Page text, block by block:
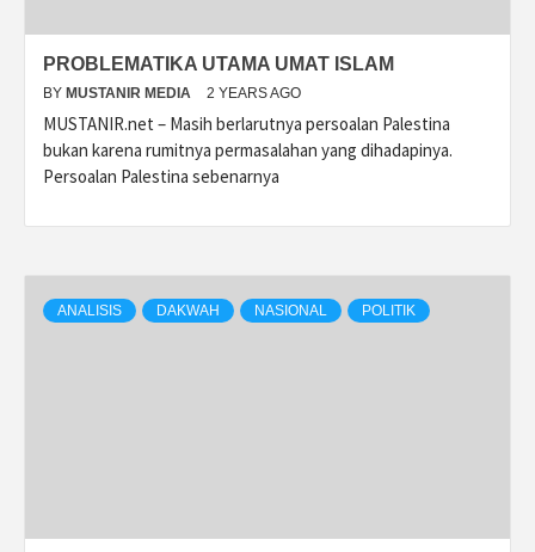
PROBLEMATIKA UTAMA UMAT ISLAM
BY MUSTANIR MEDIA 2 YEARS AGO
MUSTANIR.net – Masih berlarutnya persoalan Palestina
bukan karena rumitnya permasalahan yang dihadapinya.
Persoalan Palestina sebenarnya
ANALISIS DAKWAH NASIONAL POLITIK